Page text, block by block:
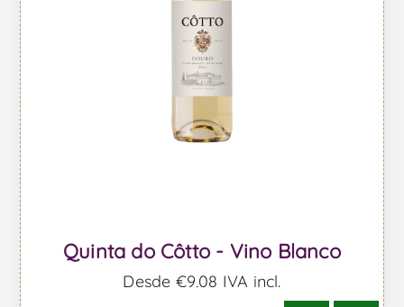
Quinta do Côtto - Vino Blanco
Desde €9,08 IVA incl.